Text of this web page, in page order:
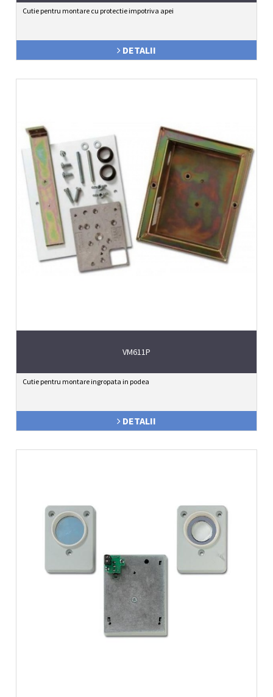
Cutie pentru montare cu protectie impotriva apei
DETALII
VM611P
Cutie pentru montare ingropata in podea
DETALII